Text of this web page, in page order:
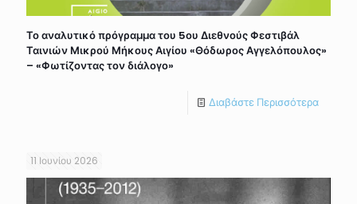
Το αναλυτικό πρόγραμμα του 5ου Διεθνούς Φεστιβάλ
Ταινιών Μικρού Μήκους Αιγίου «Θόδωρος Αγγελόπουλος»
– «Φωτίζοντας τον διάλογο»
Διαβάστε Περισσότερα
11 Ιουνίου 2026